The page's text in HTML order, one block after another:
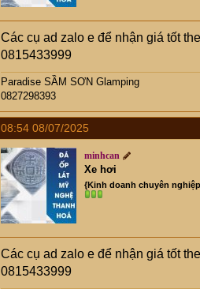
Các cụ ad zalo e để nhận giá tốt
0815433999
Paradise SẦM SƠN Glamping
0827298393
08:54 08/07/2025
minhcan
Xe hơi
{Kinh doanh chuyên
Các cụ ad zalo e để nhận giá tốt
0815433999